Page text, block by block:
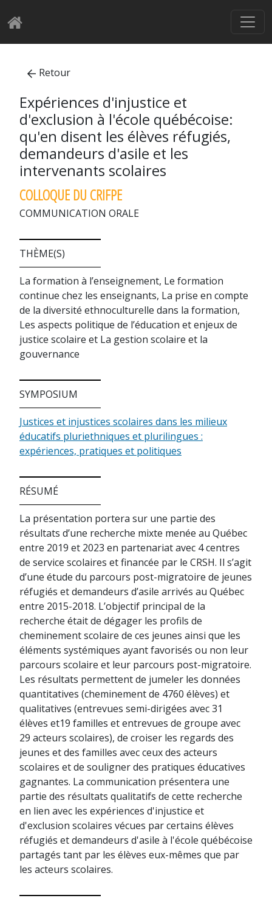
Retour
Expériences d'injustice et
d'exclusion à l'école québécoise:
qu'en disent les élèves réfugiés,
demandeurs d'asile et les
intervenants scolaires
COLLOQUE DU CRIFPE
COMMUNICATION ORALE
THÈME(S)
La formation à l’enseignement, Le formation
continue chez les enseignants, La prise en compte
de la diversité ethnoculturelle dans la formation,
Les aspects politique de l’éducation et enjeux de
justice scolaire et La gestion scolaire et la
gouvernance
SYMPOSIUM
Justices et injustices scolaires dans les milieux
éducatifs pluriethniques et plurilingues :
expériences, pratiques et politiques
RÉSUMÉ
La présentation portera sur une partie des
résultats d’une recherche mixte menée au Québec
entre 2019 et 2023 en partenariat avec 4 centres
de service scolaires et financée par le CRSH. Il s’agit
d’une étude du parcours post-migratoire de jeunes
réfugiés et demandeurs d’asile arrivés au Québec
entre 2015-2018. L’objectif principal de la
recherche était de dégager les profils de
cheminement scolaire de ces jeunes ainsi que les
éléments systémiques ayant favorisés ou non leur
parcours scolaire et leur parcours post-migratoire.
Les résultats permettent de jumeler les données
quantitatives (cheminement de 4760 élèves) et
qualitatives (entrevues semi-dirigées avec 31
élèves et19 familles et entrevues de groupe avec
29 acteurs scolaires), de croiser les regards des
jeunes et des familles avec ceux des acteurs
scolaires et de souligner des pratiques éducatives
gagnantes. La communication présentera une
partie des résultats qualitatifs de cette recherche
en lien avec les expériences d'injustice et
d'exclusion scolaires vécues par certains élèves
réfugiés et demandeurs d'asile à l'école québécoise
partagés tant par les élèves eux-mêmes que par
les acteurs scolaires.